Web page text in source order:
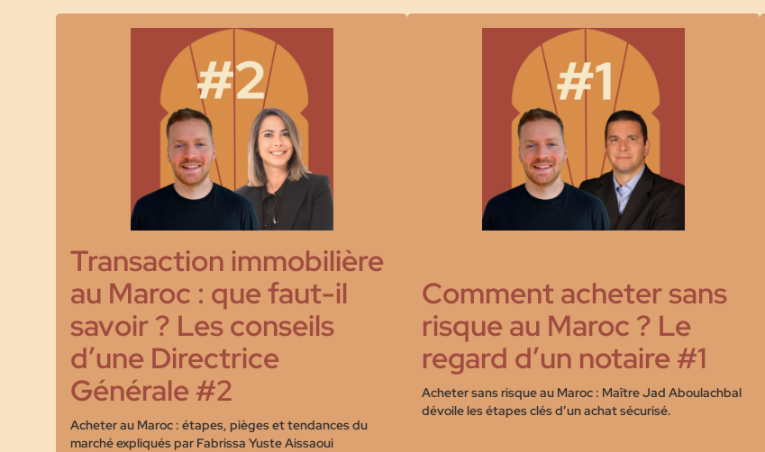
Transaction immobilière
au Maroc : que faut-il
savoir ? Les conseils
d’une Directrice
Générale #2
Acheter au Maroc : étapes, pièges et tendances du
marché expliqués par Fabrissa Yuste Aissaoui
Comment acheter sans
risque au Maroc ? Le
regard d’un notaire #1
Acheter sans risque au Maroc : Maître Jad Aboulachbal
dévoile les étapes clés d’un achat sécurisé.